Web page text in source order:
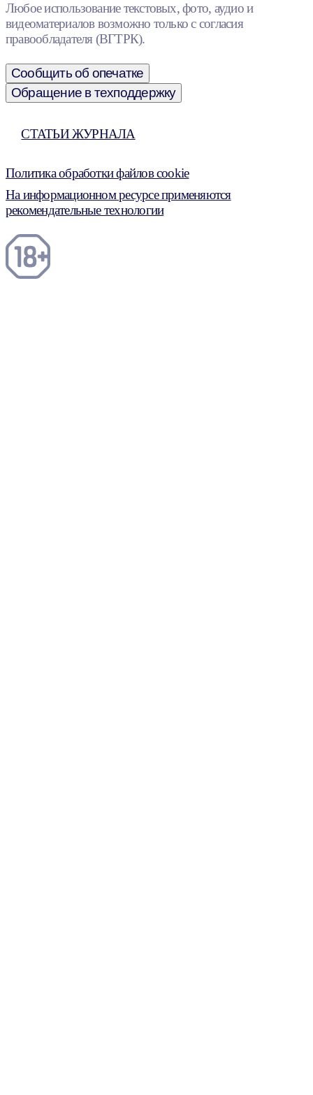
Любое использование текстовых, фото, аудио и
видеоматериалов возможно только с согласия
правообладателя (ВГТРК).
Сообщить об опечатке
Обращение в техподдержку
СТАТЬИ ЖУРНАЛА
Политика обработки файлов cookie
На информационном ресурсе применяются
рекомендательные технологии